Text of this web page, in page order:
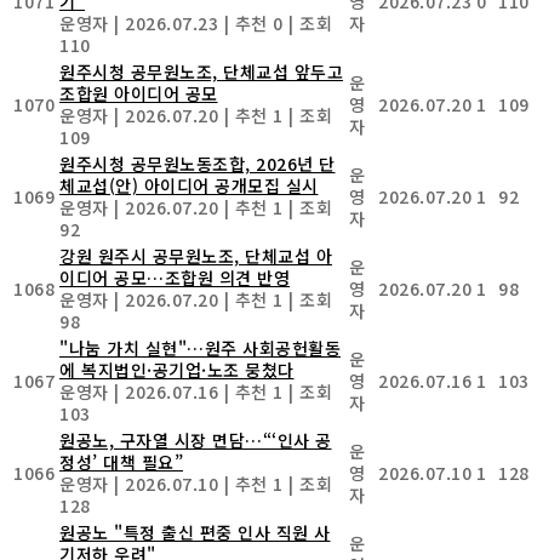
운영자 | 2026.07.23 | 추천 0 | 조회
110
자
1070
원주시청 공무원노조, 단체교섭 앞두고
조합원 아이디어 공모
운영자 | 2026.07.20 | 추천 1 | 조회
109
운
영
자
2026.07.20 1 109
1069
원주시청 공무원노동조합, 2026년 단
체교섭(안) 아이디어 공개모집 실시
운영자 | 2026.07.20 | 추천 1 | 조회
92
운
영
자
2026.07.20 1 92
1068
강원 원주시 공무원노조, 단체교섭 아
이디어 공모…조합원 의견 반영
운영자 | 2026.07.20 | 추천 1 | 조회
98
운
영
자
2026.07.20 1 98
1067
"나눔 가치 실현"…원주 사회공헌활동
에 복지법인·공기업·노조 뭉쳤다
운영자 | 2026.07.16 | 추천 1 | 조회
103
운
영
자
2026.07.16 1 103
1066
원공노, 구자열 시장 면담…“‘인사 공
정성’ 대책 필요”
운영자 | 2026.07.10 | 추천 1 | 조회
128
운
영
자
2026.07.10 1 128
원공노 "특정 출신 편중 인사 직원 사
기저하 우려"
운